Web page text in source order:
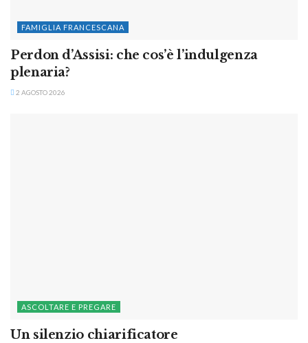
FAMIGLIA FRANCESCANA
Perdon d’Assisi: che cos’è l’indulgenza
plenaria?
2 AGOSTO 2026
ASCOLTARE E PREGARE
Un silenzio chiarificatore